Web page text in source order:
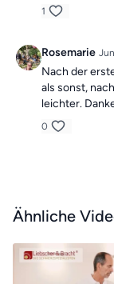
1
Rosemarie
Nach der
als sonst,
leichter.
0
Ähnliche